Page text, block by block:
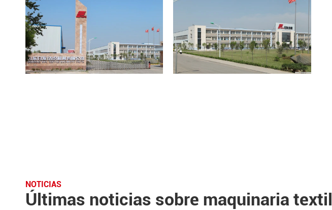
NOTICIAS
Últimas noticias sobre maquinaria textil